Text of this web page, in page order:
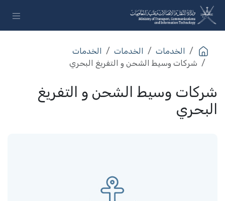
تخطي للذهاب إلى المحتوى
الخدمات​ الخدمات​
الخدمات​
شركات وسيط الشحن و التفريغ البحري
شركات وسيط الشحن و التفريغ
البحري